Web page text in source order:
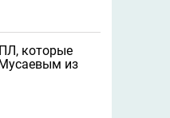
которые
из